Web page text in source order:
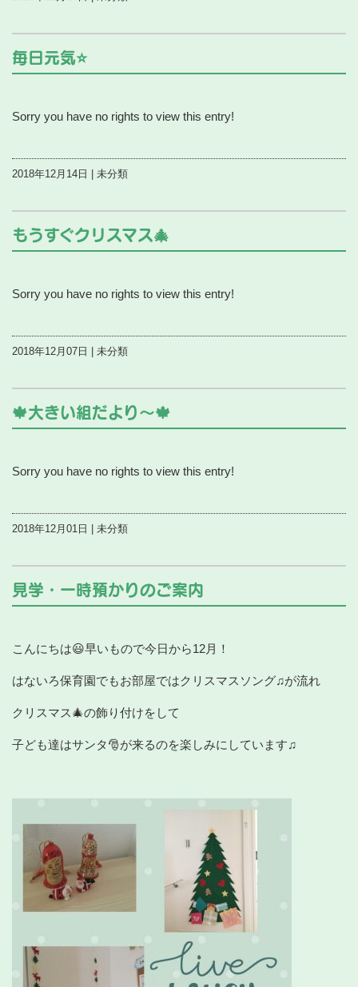
毎日元気⭐️
Sorry you have no rights to view this entry!
2018年12月14日 | 未分類
もうすぐクリスマス🎄
Sorry you have no rights to view this entry!
2018年12月07日 | 未分類
🍁大きい組だより～🍁
Sorry you have no rights to view this entry!
2018年12月01日 | 未分類
見学・一時預かりのご案内
こんにちは😃早いもので今日から12月！
はないろ保育園でもお部屋ではクリスマスソング♫が流れ
クリスマス🎄の飾り付けをして
子ども達はサンタ🎅が来るのを楽しみにしています♫